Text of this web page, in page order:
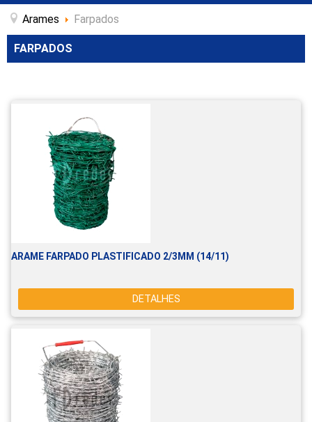
Arames Farpados
FARPADOS
ARAME FARPADO PLASTIFICADO 2/3MM (14/11)
DETALHES